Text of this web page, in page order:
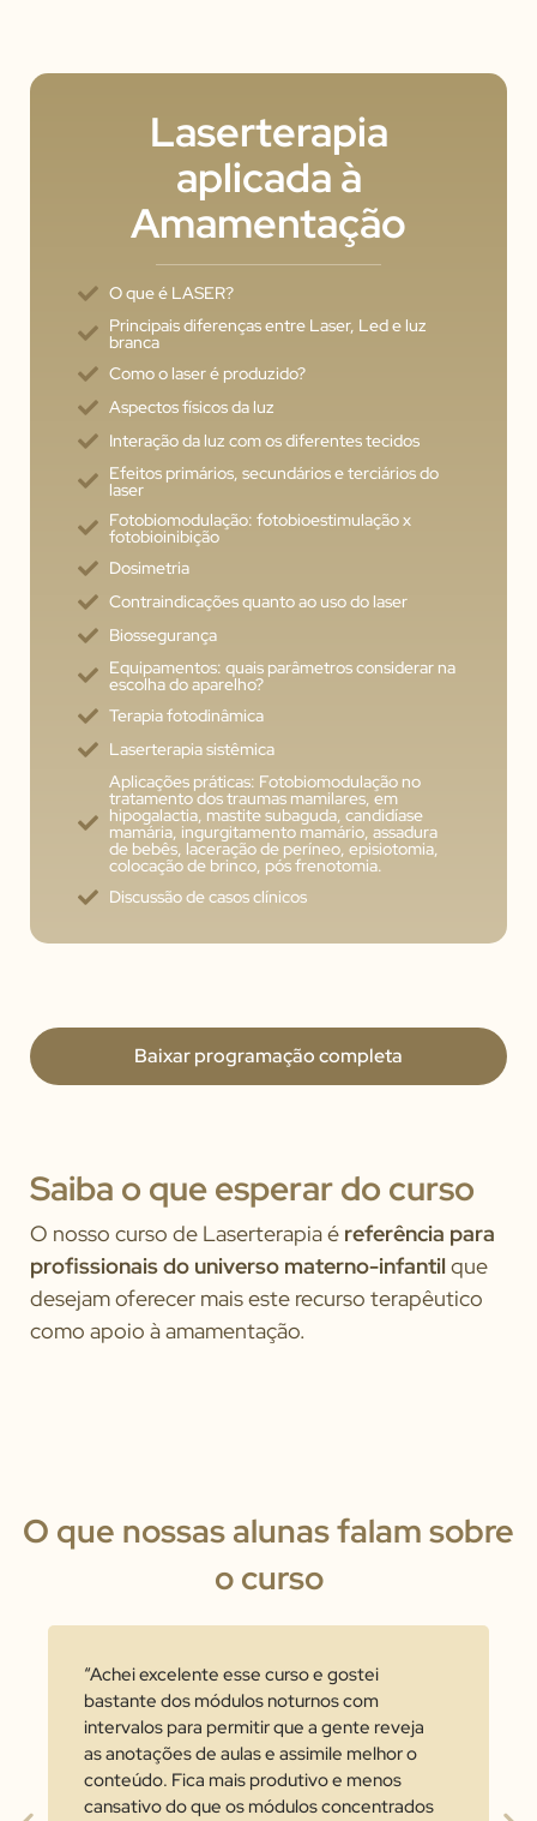
Laserterapia
aplicada à
Amamentação
O que é LASER?
Principais diferenças entre Laser, Led e luz
branca
Como o laser é produzido?
Aspectos físicos da luz
Interação da luz com os diferentes tecidos
Efeitos primários, secundários e terciários do
laser
Fotobiomodulação: fotobioestimulação x
fotobioinibição
Dosimetria
Contraindicações quanto ao uso do laser
Biossegurança
Equipamentos: quais parâmetros considerar na
escolha do aparelho?
Terapia fotodinâmica
Laserterapia sistêmica
Aplicações práticas: Fotobiomodulação no
tratamento dos traumas mamilares, em
hipogalactia, mastite subaguda, candidíase
mamária, ingurgitamento mamário, assadura
de bebês, laceração de períneo, episiotomia,
colocação de brinco, pós frenotomia.
Discussão de casos clínicos
Baixar programação completa
Saiba o que esperar do curso
O nosso curso de Laserterapia é referência para
profissionais do universo materno-infantilque
desejam oferecer mais este recurso terapêutico
como apoio à amamentação.
O que nossas alunas falam sobre
o curso
“Achei excelente esse curso e gostei
bastante dos módulos noturnos com
intervalos para permitir que a gente reveja
as anotações de aulas e assimile melhor o
conteúdo. Fica mais produtivo e menos
cansativo do que os módulos concentrados